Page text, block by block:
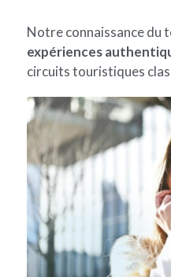
expériences
circuits touristiques